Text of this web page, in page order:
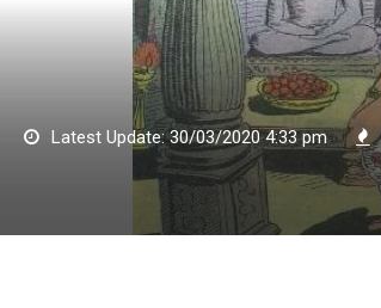
Latest Update: 30/03/2020 4:33 pm